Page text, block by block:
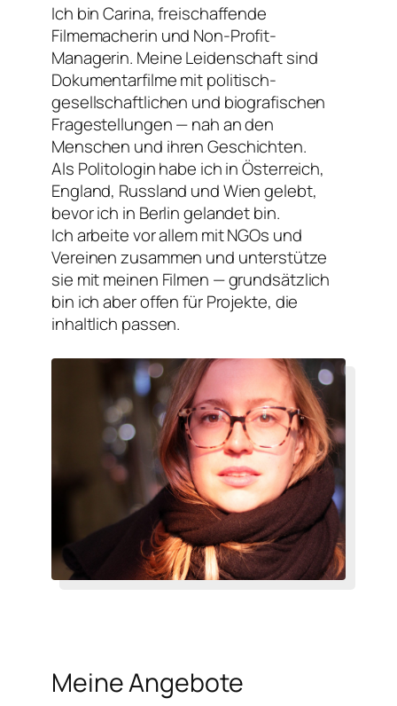
Ich bin Carina, freischaffende
Filmemacherin und Non-Profit-
Managerin. Meine Leidenschaft sind
Dokumentarfilme mit politisch-
gesellschaftlichen und biografischen
Fragestellungen — nah an den
Menschen und ihren Geschichten.
Als Politologin habe ich in Österreich,
England, Russland und Wien gelebt,
bevor ich in Berlin gelandet bin.
Ich arbeite vor allem mit NGOs und
Vereinen zusammen und unterstütze
sie mit meinen Filmen — grundsätzlich
bin ich aber offen für Projekte, die
inhaltlich passen.
Meine Angebote